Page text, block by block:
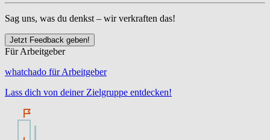
Sag uns, was du denkst – wir verkraften das!
Jetzt Feedback geben!
Für Arbeitgeber
whatchado für Arbeitgeber
Lass dich von deiner Zielgruppe entdecken!